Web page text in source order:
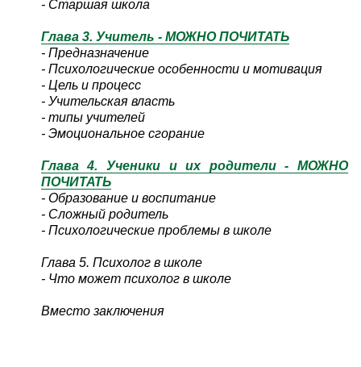
- Старшая школа
Глава 3. Учитель - МОЖНО ПОЧИТАТЬ
- Предназначение
- Психологические особенности и мотивация
- Цель и процесс
- Учительская власть
- типы учителей
- Эмоциональное сгорание
Глава 4. Ученики и их родители - МОЖНО
ПОЧИТАТЬ
- Образование и воспитание
- Сложный родитель
- Психологические проблемы в школе
Глава 5. Психолог в школе
- Что может психолог в школе
Вместо заключения